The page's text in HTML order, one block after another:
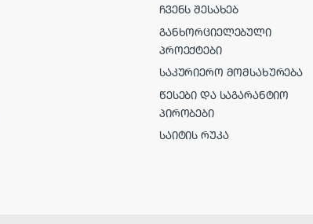
ᲩᲕᲔᲜᲡ ᲨᲔᲡᲐᲮᲔᲑ
ᲒᲐᲜᲮᲝᲠᲪᲘᲔᲚᲔᲑᲣᲚᲘ
ᲞᲠᲝᲔᲥᲢᲔᲑᲘ
ᲡᲐᲙᲣᲠᲘᲔᲠᲝ ᲛᲝᲛᲡᲐᲮᲣᲠᲔᲑᲐ
ᲬᲔᲡᲔᲑᲘ ᲓᲐ ᲡᲐᲒᲐᲠᲐᲜᲢᲘᲝ
ᲞᲘᲠᲝᲑᲔᲑᲘ
ᲡᲐᲘᲢᲘᲡ ᲠᲣᲙᲐ